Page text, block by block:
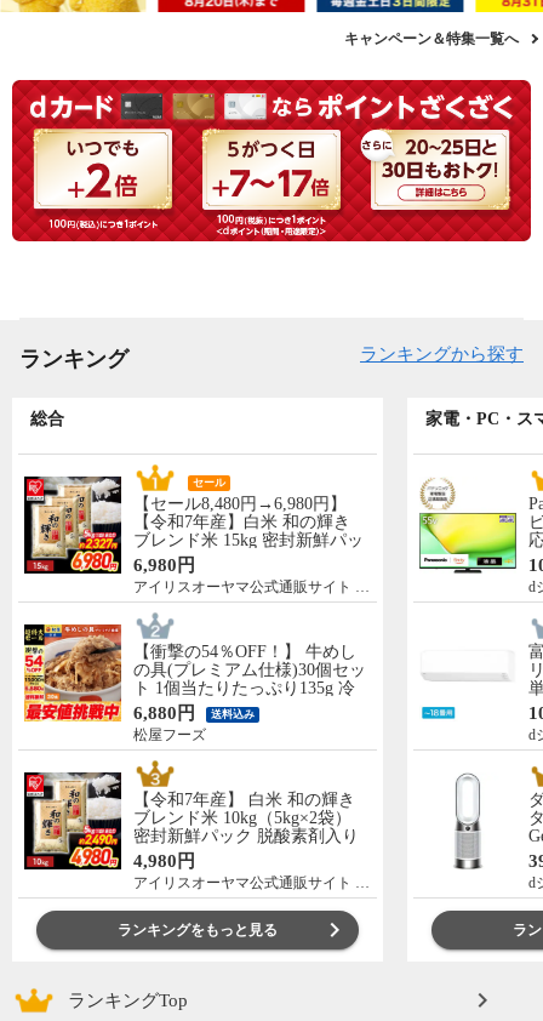
キャンペーン＆特集一覧へ
ランキング ランキングから探す
総合
セール
【セール8,480円→6,980円】
【令和7年産】白米 和の輝き
ブレンド米 15kg 密封新鮮パッ
ク 脱酸素剤入り 米 お米 低温
製法米 アイリスオーヤマ [食
品]
6,980円
アイリスオーヤマ公式通販サイト アイリスプラザ
【衝撃の54％OFF！】 牛めし
の具(プレミアム仕様)30個セッ
ト 1個当たりたっぷり135g 冷
凍食品 松屋牛丼 当店のイチオ
シ 非常食
6,880円 送料込み
松屋フーズ
【令和7年産】 白米 和の輝き
ブレンド米 10kg（5kg×2袋）
密封新鮮パック 脱酸素剤入り
米 お米 低温製法米 アイリスオ
ーヤマ [食品]
4,980円
アイリスオーヤマ公式通販サイト アイリスプラザ
ランキングをもっと見る
家電・PC・ス
d
d
d
ラ
ランキングTop